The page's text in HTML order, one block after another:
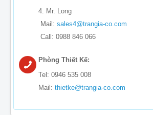
4. Mr. Long
Mail: sales4@trangia-co.com
Call: 0988 846 066
Phòng Thiết Kế:
Tel: 0946 535 008
Mail: thietke@trangia-co.com